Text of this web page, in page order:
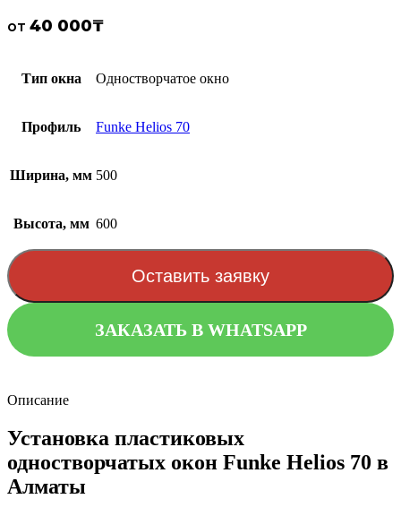
от 40 000₸
Тип окна Одностворчатое окно
Профиль Funke Helios 70
Ширина, мм 500
Высота, мм 600
Оставить заявку
ЗАКАЗАТЬ В WHATSAPP
Описание
Установка пластиковых
одностворчатых окон Funke Helios 70 в
Алматы